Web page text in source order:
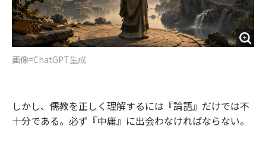
画像=ChatGPT生成
しかし、儒教を正しく理解するには『論語』だけでは不
十分である。必ず『中庸』に出会わなければならない。